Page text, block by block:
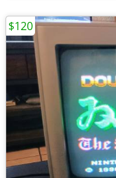
$120